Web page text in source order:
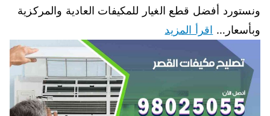
ونستورد أفضل قطع الغيار للمكيفات العادية والمركزية
وبأسعار… اقرأ المزيد